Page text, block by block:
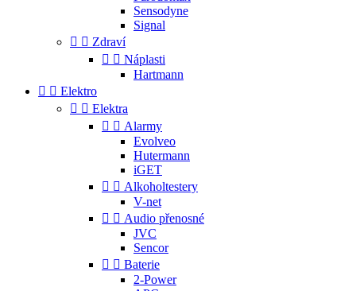
Sensodyne
Signal
  Zdraví
  Náplasti
Hartmann
  Elektro
  Elektra
  Alarmy
Evolveo
Hutermann
iGET
  Alkoholtestery
V-net
  Audio přenosné
JVC
Sencor
  Baterie
2-Power